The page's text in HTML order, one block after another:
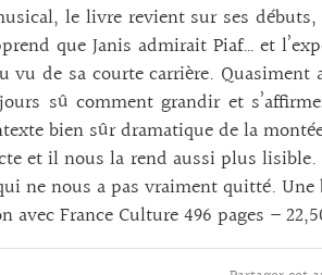
le livre revient sur ses
que Janis admirait Piaf… et
vu de sa courte carrière.
sû comment grandir et
bien sûr dramatique de la
et il nous la rend aussi plus
ne nous a pas vraiment quitté.
avec France Culture 496 pages –